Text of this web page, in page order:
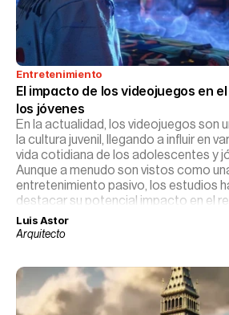
Entretenimiento
El impacto de los videojuegos en
los jóvenes
En la actualidad, los videojuegos son
la cultura juvenil, llegando a influir en
vida cotidiana de los adolescentes y
Aunque a menudo son vistos como
entretenimiento pasivo, los estudios
destacar su potencial impacto en el
académico y el desarrollo cognitivo.
Luis Astor
Arquitecto